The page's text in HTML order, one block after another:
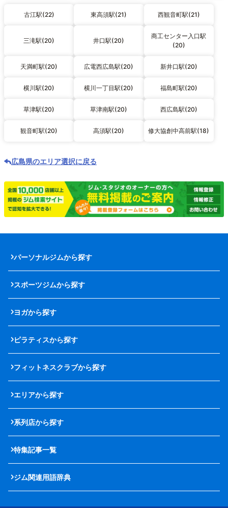
古江駅(22) 東高須駅(21) 西観音町駅(21)
三滝駅(20) 井口駅(20)
商工センター入口駅
(20)
天満町駅(20) 広電西広島駅(20) 新井口駅(20)
横川駅(20) 横川一丁目駅(20) 福島町駅(20)
草津駅(20) 草津南駅(20) 西広島駅(20)
観音町駅(20) 高須駅(20) 修大協創中高前駅(18)
広島県のエリア選択に戻る
パーソナルジムから探す
スポーツジムから探す
ヨガから探す
ピラティスから探す
フィットネスクラブから探す
エリアから探す
系列店から探す
特集記事一覧
ジム関連用語辞典